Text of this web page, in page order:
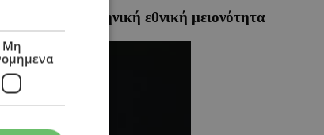
η ελληνική εθνική μειονότητα
Μη